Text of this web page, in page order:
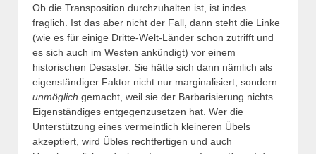
Ob die Transposition durchzuhalten ist, ist indes
fraglich. Ist das aber nicht der Fall, dann steht die Linke
(wie es für einige Dritte-Welt-Länder schon zutrifft und
es sich auch im Westen ankündigt) vor einem
historischen Desaster. Sie hätte sich dann nämlich als
eigenständiger Faktor nicht nur marginalisiert, sondern
unmöglich gemacht, weil sie der Barbarisierung nichts
Eigenständiges entgegenzusetzen hat. Wer die
Unterstützung eines vermeintlich kleineren Übels
akzeptiert, wird Übles rechtfertigen und auch